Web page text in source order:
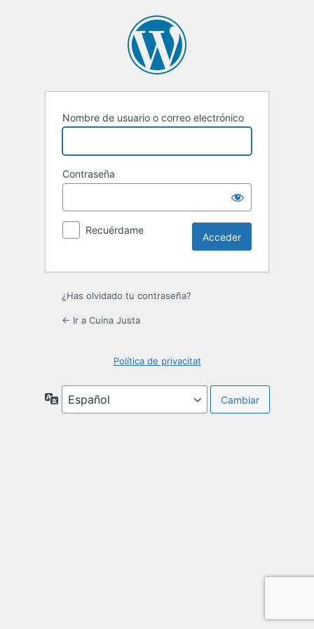
Nombre de usuario o correo electrónico
Contraseña
Recuérdame
¿Has olvidado tu contraseña?
← Ir a Cuina Justa
Política de privacitat
Idioma